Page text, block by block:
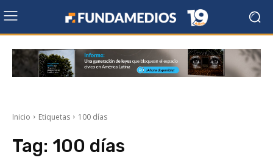
Inicio Etiquetas 100 días
Tag: 100 días